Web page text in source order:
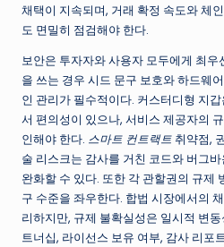
채택이 지속되며, 거래 확정 속도와 체
도 면밀히 점검해야 한다.
보안은 투자자와 사용자 모두에게 최
을 쓰는 경우 시드 문구 보호와 하드웨
인 관리가 필수적이다. 커스터디형 지
서 편의성이 있으나, 서비스 제공자의
인해야 한다. 스마트 컨트랙트 취약점,
술 리스크는 감사를 거친 코드와 버그
완화할 수 있다. 또한 각 관할권의 규제
구 수준을 좌우한다. 합법 시장에서의
리하지만, 규제 불확실성은 일시적 변
트너십, 라이선스 보유 여부, 감사 리포